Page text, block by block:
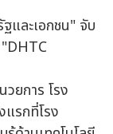
ยการ โรง
แรกที่โรง